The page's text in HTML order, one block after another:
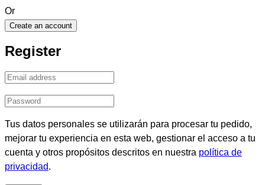
Or
Create an account
Register
Tus datos personales se utilizarán para procesar tu pedido,
mejorar tu experiencia en esta web, gestionar el acceso a tu
cuenta y otros propósitos descritos en nuestra política de
privacidad.